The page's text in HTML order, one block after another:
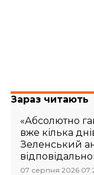
Зараз читають
«Абсолютно
вже кілька
Зеленський
07 серпня 2026